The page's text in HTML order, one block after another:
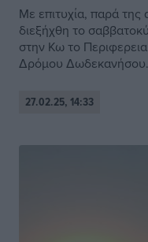
Με επιτυχία, παρά της
διεξήχθη το
στην Κω το
Δρόμου
27.02.25, 14:33